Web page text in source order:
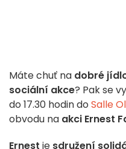
Máte chuť na dobré
sociální akce? Pak se
do 17.30 hodin do Salle
obvodu na akci Ernest
Ernest je sdružení